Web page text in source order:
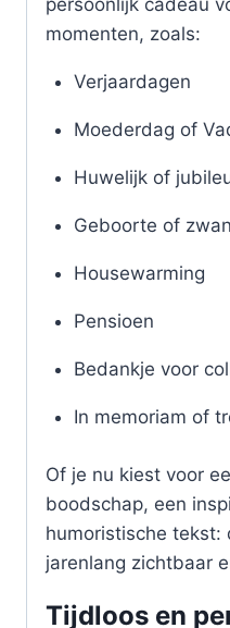
persoonlijk cadeau
momenten, zoals:
Verjaardagen
Moederdag of
Huwelijk of
Geboorte of
Housewarming
Pensioen
Bedankje voor
In memoriam of
Of je nu kiest voor
boodschap, een
humoristische
jarenlang zichtbaar
Tijdloos en